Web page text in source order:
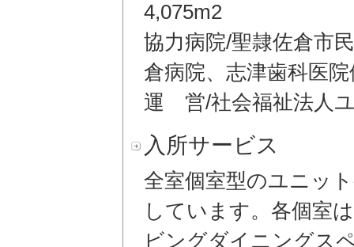
4,075m2
協力病院/聖隷佐倉市
倉病院、志津歯科医院
運 営/社会福祉法人
入所サービス
全室個室型のユニッ
しています。各個室
ビングダイニングス